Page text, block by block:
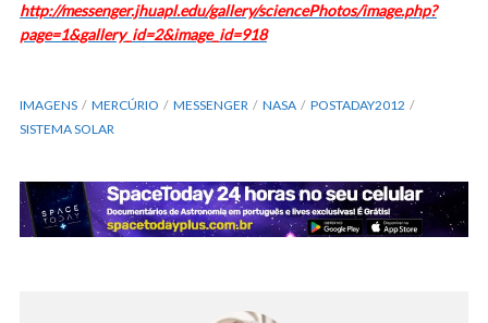
http://messenger.jhuapl.edu/gallery/sciencePhotos/image.php?
page=1&gallery_id=2&image_id=918
IMAGENS MERCÚRIO MESSENGER NASA
POSTADAY2012
SISTEMA SOLAR